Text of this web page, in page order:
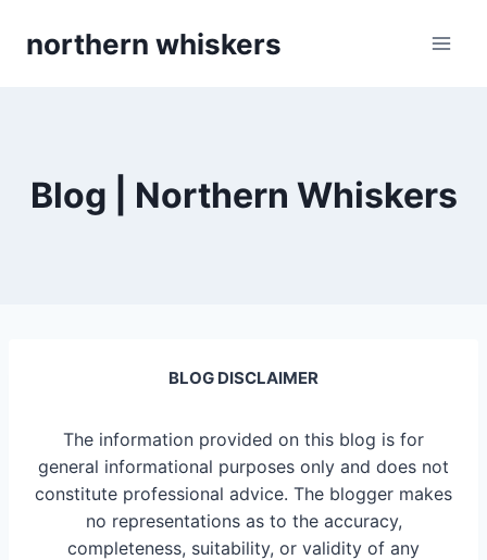
northern whiskers
Blog | Northern Whiskers
BLOG DISCLAIMER
The information provided on this blog is for
general informational purposes only and does not
constitute professional advice. The blogger makes
no representations as to the accuracy,
completeness, suitability, or validity of any